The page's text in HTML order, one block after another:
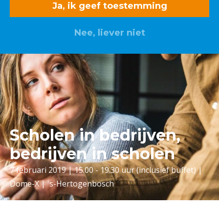
Ja, ik geef toestemming
Nee, liever niet
Scholen in bedrijven,
bedrijven in scholen
7 februari 2019 | 15.00 - 19.30 uur (inclusief buffet) |
Dome-X | 's-Hertogenbosch